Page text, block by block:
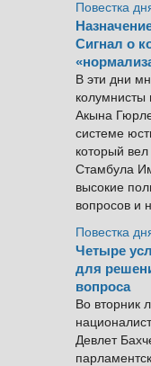
Повестка
Сигнал о
В эти дни
колумнисты
Акына
системе
который
Стамбула
высокие
вопросов и
Повестка
Четыре
для
вопроса
Во вторник
Девлет